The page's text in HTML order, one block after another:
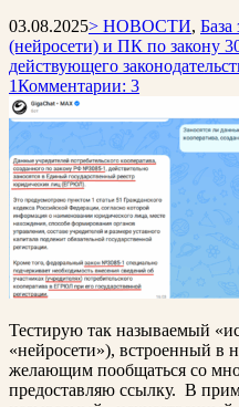
03.08.2025> НОВОСТИ, База
(нейросети) и ПК по закону
действующего
1Комментарии: 3
Тестирую так называемый
«нейросети»), встроенный в
желающим пообщаться со
предоставляю ссылку. В